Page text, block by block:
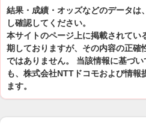
結果・成績・オッズなどのデータは
し確認してください。
本サイトのページ上に掲載されてい
期しておりますが、その内容の正確
ではありません。 当該情報に基づ
も、株式会社NTTドコモおよび情報
ます。